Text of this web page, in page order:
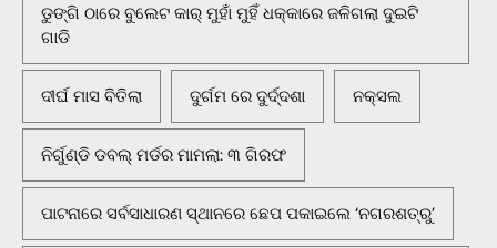
ଡୁଙ୍ଗି ଠାରେ ବୁଲେଟ କାର୍ ମୁହାଁ ମୁହିଁ ଧକ୍କାରେ ଜଳିଗଲା ଦୁଇଟି
ଗାଡି
ଦୀର୍ଘ ମାସ ବିତିଲା ଦୁର୍ଗମ ରେ ଦୁର୍ଦ୍ଦଶା ନକ୍ସଲ
ନିର୍ଗୁଣ୍ଡି ଡବଲ୍ ମର୍ଡର ମାମଲା: ୩ ଗିରଫ
ପାଟନାରେ ସର୍ବସାଧାରଣ ସ୍ଥାନରେ ଛେପ ପକାଇଲେ ‘ନଗରଶତ୍ରୁ’